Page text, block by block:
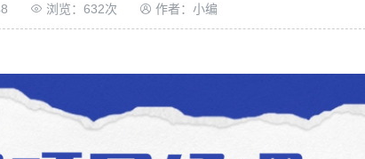
浏览：632次 作者：小编